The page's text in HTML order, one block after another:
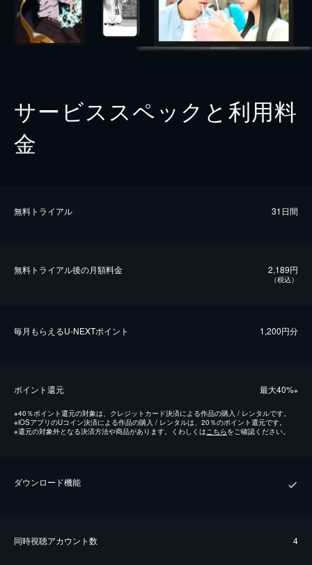
サービススペックと利用料
金
無料トライアル 31日間
無料トライアル後の⽉額料金 2,189円
（税込）
毎⽉もらえるU-NEXTポイント 1,200円分
ポイント還元 最⼤40%※
※40％ポイント還元の対象は、クレジットカード決済による作品の購入 / レンタルです。
※iOSアプリのUコイン決済による作品の購入 / レンタルは、20％のポイント還元です。
※還元の対象外となる決済方法や商品があります。くわしくはこちらをご確認ください。
ダウンロード機能
同時視聴アカウント数 4